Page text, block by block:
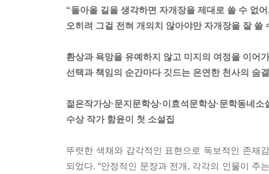
“돌아올 길을 생각하면 자개장을 제대로 쓸 수 없
오히려 그걸 전혀 개의치 않아야만 자개장을 잘 쓸
환상과 욕망을 유예하지 않고 미지의 여정을 이어
선택과 책임의 순간마다 깃드는 은연한 천사의 숨결
젊은작가상·문지문학상·이효석문학상·문학동네소
수상 작가 함윤이 첫 소설집
뚜렷한 색채와 감각적인 표현으로 독보적인 존재
되었다. “안정적인 문장과 전개, 각각의 인물이 주